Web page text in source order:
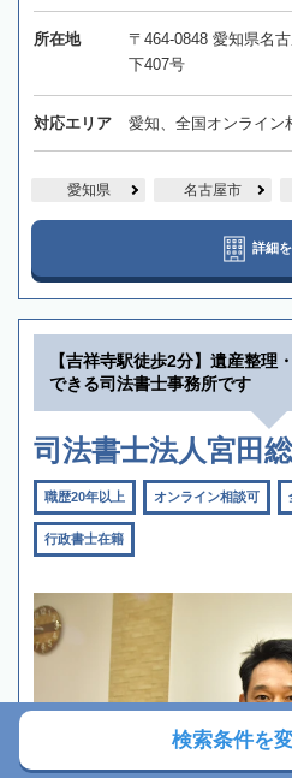
所在地
〒464-0848 愛知県名
下407号
対応エリア 愛知、全国オンライン
愛知県 名古屋市
詳細
【吉祥寺駅徒歩2分】遺産整理
できる司法書士事務所です
司法書士法人宮田
職歴20年以上 オンライン相談可
行政書士在籍
検索条件を